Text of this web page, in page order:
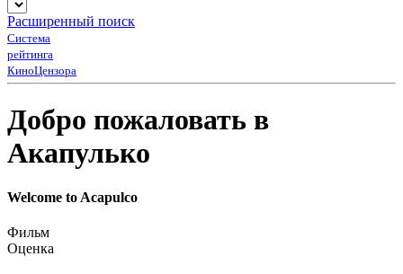
Расширенный поиск
Система
рейтинга
КиноЦензора
Добро пожаловать в
Акапулько
Welcome to Acapulco
Фильм
Оценка